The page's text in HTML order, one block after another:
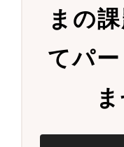
まの
てパ